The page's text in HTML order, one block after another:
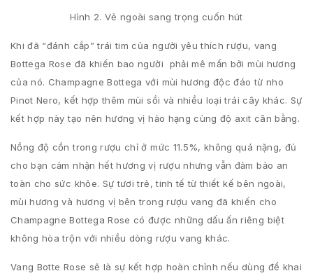
Hình 2. Vẻ ngoài sang trọng cuốn hút
Khi đã “đánh cắp” trái tim của người yêu thích rượu, vang
Bottega Rose đã khiến bao người phải mê mẩn bởi mùi hương
của nó. Champagne Bottega với mùi hương độc đáo từ nho
Pinot Nero, kết hợp thêm mùi sồi và nhiều loại trái cây khác. Sự
kết hợp này tạo nên hương vị hảo hạng cùng độ axit cân bằng.
Nồng độ cồn trong rượu chỉ ở mức 11.5%, không quá nặng, đủ
cho bạn cảm nhận hết hương vị rượu nhưng vẫn đảm bảo an
toàn cho sức khỏe. Sự tươi trẻ, tinh tế từ thiết kế bên ngoài,
mùi hương và hương vị bên trong rượu vang đã khiến cho
Champagne Bottega Rose có được những dấu ấn riêng biệt
không hòa trộn với nhiều dòng rượu vang khác.
Vang Botte Rose sẽ là sự kết hợp hoàn chỉnh nếu dùng để khai